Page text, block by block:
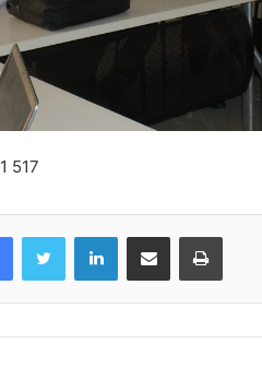
1 517
FacebookTwitter LinkedinPartager par email